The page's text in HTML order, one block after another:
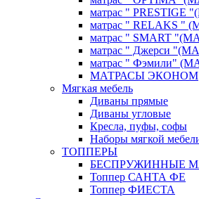
матрас " PRESTIGE
матрас " RELAKS "
матрас " SMART
матрас " Джерси
матрас " Фэмили"
МАТРАСЫ ЭКОНОМ
Мягкая мебель
Диваны прямые
Диваны угловые
Кресла, пуфы, софы
Наборы мягкой
ТОППЕРЫ
БЕСПРУЖИННЫЕ
Топпер САНТА ФЕ
Топпер ФИЕСТА